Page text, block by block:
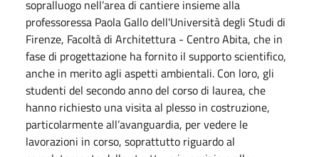
sopralluogo nell’area di cantiere insieme alla
professoressa Paola Gallo dell'Università degli Studi di
Firenze, Facoltà di Architettura - Centro Abita, che in
fase di progettazione ha fornito il supporto scientifico,
anche in merito agli aspetti ambientali. Con loro, gli
studenti del secondo anno del corso di laurea, che
hanno richiesto una visita al plesso in costruzione,
particolarmente all’avanguardia, per vedere le
lavorazioni in corso, soprattutto riguardo al